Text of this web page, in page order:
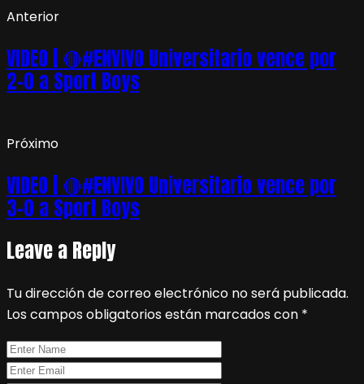
Anterior
VIDEO | 🔴#ENVIVO Universitario vence por
2-0 a Sport Boys
Próximo
VIDEO | 🔴#ENVIVO Universitario vence por
3-0 a Sport Boys
Leave a Reply
Tu dirección de correo electrónico no será publicada.
Los campos obligatorios están marcados con *